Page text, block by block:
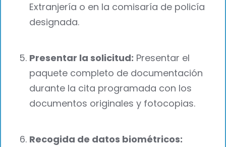
Extranjería o en la comisaría de policía
designada.
Presentar la solicitud: Presentar el
paquete completo de documentación
durante la cita programada con los
documentos originales y fotocopias.
Recogida de datos biométricos: